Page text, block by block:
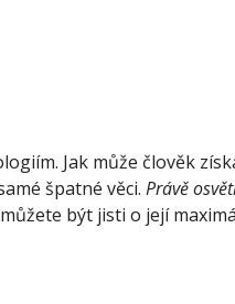
Jak může člověk
špatné věci. Právě
být jisti o její